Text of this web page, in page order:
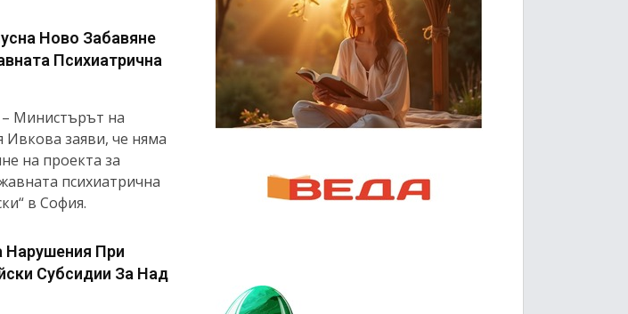
Ново Забавяне
Психиатрична
– Министърът на
Ивкова заяви, че няма
на проекта за
психиатрична
в София.
Нарушения При
Субсидии За Над